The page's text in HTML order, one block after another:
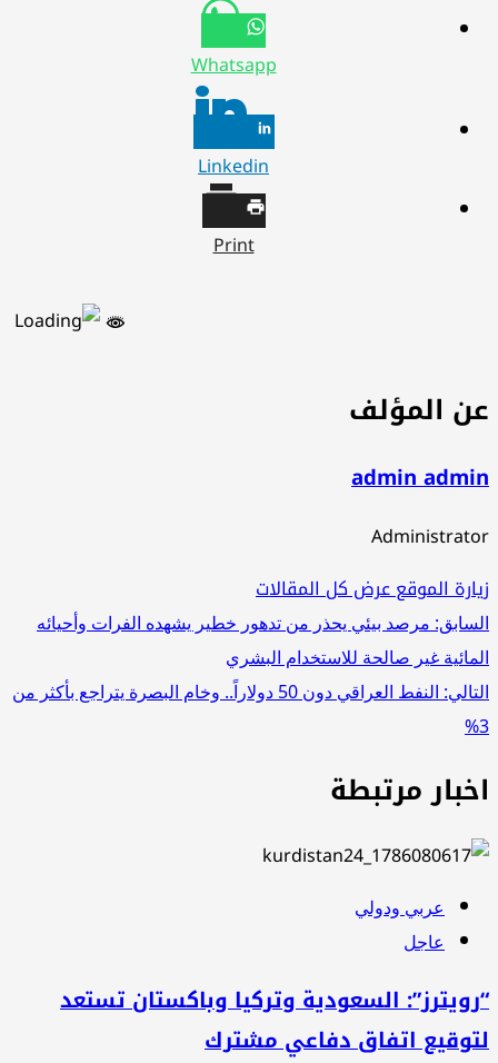
Whatsapp
Linkedin
Print
المؤلف
admin
الموقععرض كل المقالات
مرصد بيئي يحذر من تدهور خطير يشهده الفرات وأحيائه
غير صالحة للاستخدام البشري
النفط العراقي دون 50 دولاراً.. وخام البصرة يتراجع بأكثر من
مرتبطة
عربي ودولي
عاجل
السعودية وتركيا وباكستان تستعد
اتفاق دفاعي مشترك